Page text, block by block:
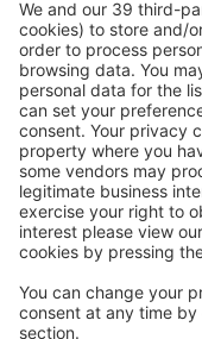
Tyvärr, inga
Försök att söka med
Copyright © eSky.se.